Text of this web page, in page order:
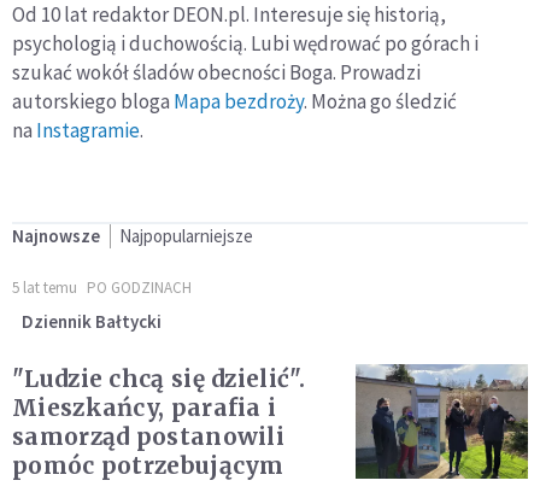
Od 10 lat redaktor DEON.pl. Interesuje się historią,
psychologią i duchowością. Lubi wędrować po górach i
szukać wokół śladów obecności Boga. Prowadzi
autorskiego bloga Mapa bezdroży. Można go śledzić
na Instagramie.
Najnowsze Najpopularniejsze
5 lat temu PO GODZINACH
Dziennik Bałtycki
"Ludzie chcą się dzielić".
Mieszkańcy, parafia i
samorząd postanowili
pomóc potrzebującym